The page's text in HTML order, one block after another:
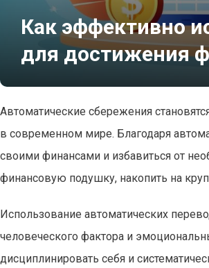
Как эффективно
для достижения
Автоматические сбережения
в современном мире. Благодаря
своими финансами и избавиться от
финансовую подушку, накопить на
Использование автоматических
человеческого фактора и
дисциплинировать себя и